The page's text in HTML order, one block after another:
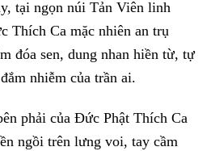
tại ngọn núi Tản Viên linh
Thích Ca mặc nhiên an trụ
đóa sen, dung nhan hiền từ, tự
nhiễm của trần ai.
phải của Đức Phật Thích Ca
ngồi trên lưng voi, tay cầm